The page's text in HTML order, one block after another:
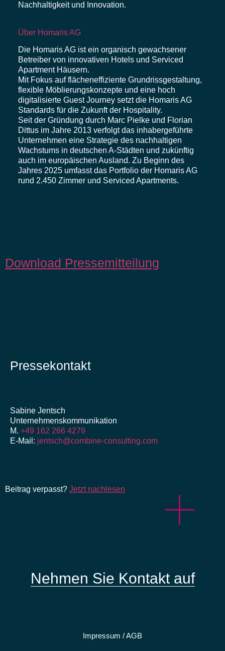
Nachhaltigkeit und Innovation.
Über Homaris AG
Die Homaris AG ist ein organisch gewachsener
Betreiber von innovativen Hotels und Serviced
Apartment Häusern.
Mit Fokus auf flächeneffiziente Grundrissgestaltung,
flexible Möblierungskonzepte und eine hoch
digitalisierte Guest Journey setzt die Homaris AG
Standards für die Zukunft der Hospitality.
Seit der Gründung durch Marc Pielke und Florian
Dittus im Jahre 2013 verfolgt das inhabergeführte
Unternehmen eine Strategie des nachhaltigen
Wachstums in deutschen A-Städten und zukünftig
auch im europäischen Ausland. Zu Beginn des
Jahres 2025 umfasst das Portfolio der Homaris AG
rund 2.450 Zimmer und Serviced Apartments.
Download Pressemitteilung
Pressekontakt
Sabine Jentsch
Unternehmenskommunikation
M. +49 162 266 4279
E-Mail: jentsch@combine-consulting.com
Beitrag verpasst? Jetzt nachlesen
Nehmen Sie Kontakt auf
Impressum / AGB